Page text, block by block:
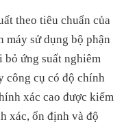
theo tiêu chuẩn của
máy sử dụng bộ phận
bỏ ứng suất nghiêm
công cụ có độ chính
xác cao được kiểm
xác, ổn định và độ